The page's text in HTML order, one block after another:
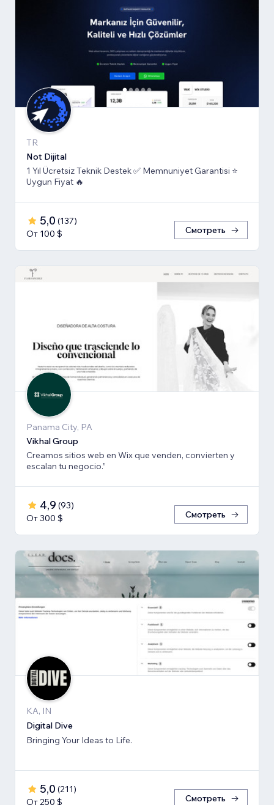
TR
Not Dijital
1 Yıl Ücretsiz Teknik Destek ✅ Memnuniyet Garantisi ⭐
Uygun Fiyat 🔥
5,0 (137)
От 100 $
Смотреть
Panama City, PA
Vikhal Group
Creamos sitios web en Wix que venden, convierten y
escalan tu negocio.”
4,9 (93)
От 300 $
Смотреть
KA, IN
Digital Dive
Bringing Your Ideas to Life.
5,0 (211)
От 250 $
Смотреть